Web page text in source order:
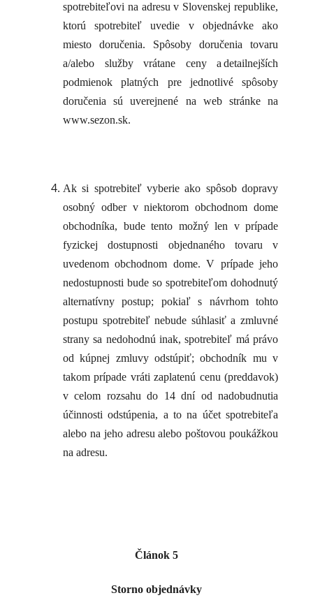
spotrebiteľovi na adresu v Slovenskej republike,
ktorú spotrebiteľ uvedie v objednávke ako
miesto doručenia. Spôsoby doručenia tovaru
a/alebo služby vrátane ceny a detailnejších
podmienok platných pre jednotlivé spôsoby
doručenia sú uverejnené na web stránke na
www.sezon.sk.
Ak si spotrebiteľ vyberie ako spôsob dopravy
osobný odber v niektorom obchodnom dome
obchodníka, bude tento možný len v prípade
fyzickej dostupnosti objednaného tovaru v
uvedenom obchodnom dome. V prípade jeho
nedostupnosti bude so spotrebiteľom dohodnutý
alternatívny postup; pokiaľ s návrhom tohto
postupu spotrebiteľ nebude súhlasiť a zmluvné
strany sa nedohodnú inak, spotrebiteľ má právo
od kúpnej zmluvy odstúpiť; obchodník mu v
takom prípade vráti zaplatenú cenu (preddavok)
v celom rozsahu do 14 dní od nadobudnutia
účinnosti odstúpenia, a to na účet spotrebiteľa
alebo na jeho adresu alebo poštovou poukážkou
na adresu.
Článok 5
Storno objednávky